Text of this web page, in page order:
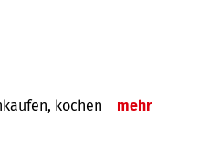
kochen mehr